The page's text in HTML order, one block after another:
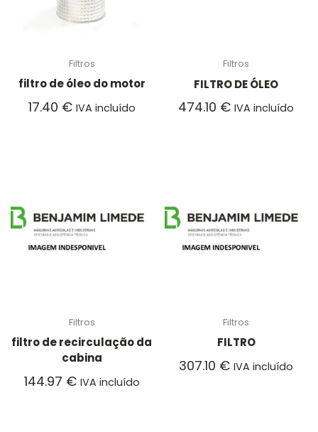
Filtros
filtro de óleo do motor
17.40 € IVA incluído
Filtros
FILTRO DE ÓLEO
474.10 € IVA incluído
Filtros
filtro de recirculação da
cabina
144.97 € IVA incluído
Filtros
FILTRO
307.10 € IVA incluído